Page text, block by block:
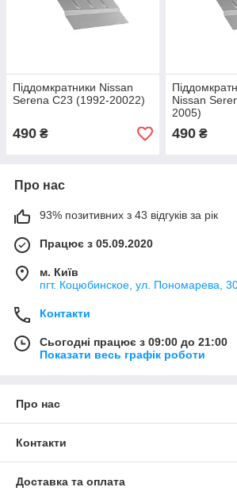
Піддомкратники Nissan
Serena C23 (1992-20022)
490 ₴
Nissan
2005)
490₴
Про нас
93% позитивних з 43 відгуків за рік
Працює з 05.09.2020
м. Київ
пгт. Коцюбинское, ул. Пономарева,
Контакти
Сьогодні працює з 09:00 до 21:00
Показати весь графік роботи
Про нас
Контакти
Доставка та оплата